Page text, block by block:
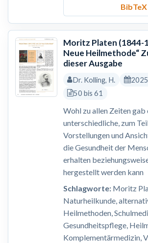
BibTeX
Moritz Platen (1844-
Neue Heilmethode“
dieser Ausgabe
Dr. Kolling, H.
50 bis 61
Wohl zu allen Zeiten gab
unterschiedliche, zum
Vorstellungen und
die Gesundheit der
erhalten
hergestellt werden kann
Schlagworte:Moritz
Naturheilkunde,
Heilmethoden,
Gesundheitspflege,
Komplementärmedizin,